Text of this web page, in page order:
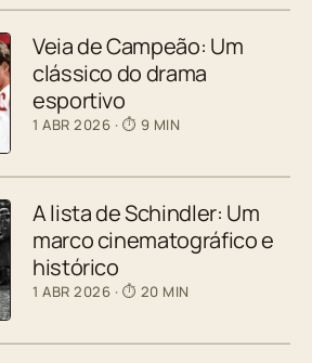
Veia de Campeão: Um
clássico do drama
esportivo
1 ABR 2026 · ⏱ 9 MIN
A lista de Schindler: Um
marco cinematográfico e
histórico
1 ABR 2026 · ⏱ 20 MIN